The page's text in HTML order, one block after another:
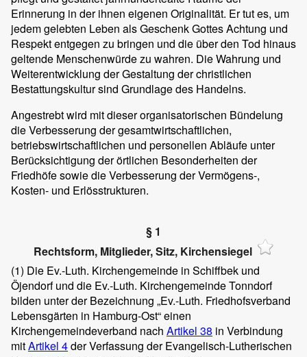
Erinnerung in der ihnen eigenen Originalität. Er tut es, um
jedem gelebten Leben als Geschenk Gottes Achtung und
Respekt entgegen zu bringen und die über den Tod hinaus
geltende Menschenwürde zu wahren. Die Wahrung und
Weiterentwicklung der Gestaltung der christlichen
Bestattungskultur sind Grundlage des Handelns.
Angestrebt wird mit dieser organisatorischen Bündelung
die Verbesserung der gesamtwirtschaftlichen,
betriebswirtschaftlichen und personellen Abläufe unter
Berücksichtigung der örtlichen Besonderheiten der
Friedhöfe sowie die Verbesserung der Vermögens-,
Kosten- und Erlösstrukturen.
§ 1
Rechtsform, Mitglieder, Sitz, Kirchensiegel
(1) Die Ev.-Luth. Kirchengemeinde in Schiffbek und
Öjendorf und die Ev.-Luth. Kirchengemeinde Tonndorf
bilden unter der Bezeichnung „Ev.-Luth. Friedhofsverband
Lebensgärten in Hamburg-Ost“ einen
Kirchengemeindeverband nach Artikel 38 in Verbindung
mitArtikel 4der Verfassung der Evangelisch-Lutherischen